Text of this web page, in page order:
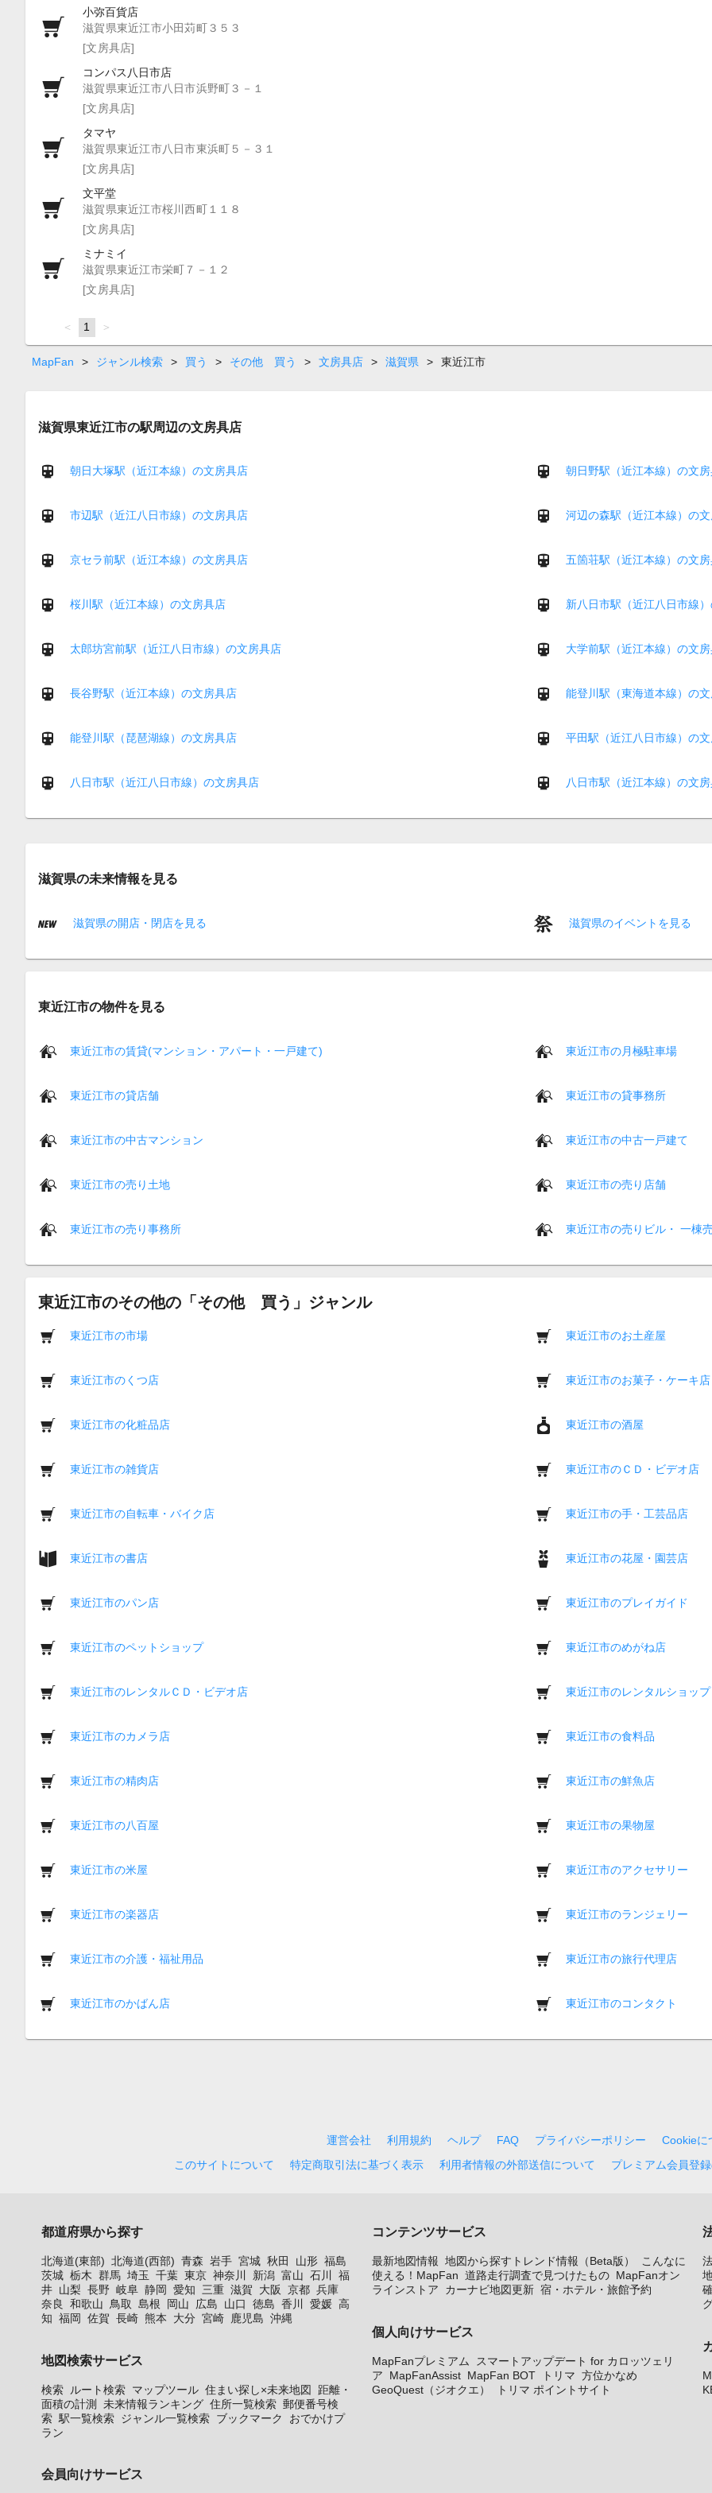
小弥百貨店
滋賀県東近江市小田苅町３５３
[文房具店]
コンパス八日市店
滋賀県東近江市八日市浜野町３－１
[文房具店]
タマヤ
滋賀県東近江市八日市東浜町５－３１
[文房具店]
文平堂
滋賀県東近江市桜川西町１１８
[文房具店]
ミナミイ
滋賀県東近江市栄町７－１２
[文房具店]
page
You're
on
page
1 page
MapFan > ジャンル検索 > 買う > その他 買う > 文房具店 > 滋賀県 > 東近江市
滋賀県東近江市の駅周辺の文房具店
朝日大塚駅（近江本線）の文房具店 朝日野駅（近江本線）の文
市辺駅（近江八日市線）の文房具店 河辺の森駅（近江本線）の
京セラ前駅（近江本線）の文房具店 五箇荘駅（近江本線）の文
桜川駅（近江本線）の文房具店 新八日市駅（近江八日市線
太郎坊宮前駅（近江八日市線）の文房具店 大学前駅（近江本線）の文
長谷野駅（近江本線）の文房具店 能登川駅（東海道本線）の
能登川駅（琵琶湖線）の文房具店 平田駅（近江八日市線）の
八日市駅（近江八日市線）の文房具店 八日市駅（近江本線）の文
滋賀県の未来情報を見る
滋賀県の開店・閉店を見る 滋賀県のイベントを見る
東近江市の物件を見る
東近江市の賃貸(マンション・アパート・一戸建て) 東近江市の月極駐車場
東近江市の貸店舗 東近江市の貸事務所
東近江市の中古マンション 東近江市の中古一戸建て
東近江市の売り土地 東近江市の売り店舗
東近江市の売り事務所 東近江市の売りビル・ 一棟
東近江市のその他の「その他 買う」ジャンル
東近江市の市場 東近江市のお土産屋
東近江市のくつ店 東近江市のお菓子・ケーキ店
東近江市の化粧品店 東近江市の酒屋
東近江市の雑貨店 東近江市のＣＤ・ビデオ店
東近江市の自転車・バイク店 東近江市の手・工芸品店
東近江市の書店 東近江市の花屋・園芸店
東近江市のパン店 東近江市のプレイガイド
東近江市のペットショップ 東近江市のめがね店
東近江市のレンタルＣＤ・ビデオ店 東近江市のレンタルショップ
東近江市のカメラ店 東近江市の食料品
東近江市の精肉店 東近江市の鮮魚店
東近江市の八百屋 東近江市の果物屋
東近江市の米屋 東近江市のアクセサリー
東近江市の楽器店 東近江市のランジェリー
東近江市の介護・福祉用品 東近江市の旅行代理店
東近江市のかばん店 東近江市のコンタクト
運営会社 利用規約 ヘルプ FAQ プライバシーポリシー
Cookieに
このサイトについて
特定商取引法に基づく表示 利用者情報の外部送信について プレミアム会員登
都道府県から探す
北海道(東部) 北海道(西部) 青森 岩手 宮城 秋田 山形 福島
茨城 栃木 群馬 埼玉 千葉 東京 神奈川 新潟 富山 石川
福
井 山梨 長野 岐阜 静岡 愛知 三重 滋賀 大阪 京都 兵庫
奈良
和歌山 鳥取 島根 岡山 広島 山口 徳島 香川 愛媛 高
知 福岡 佐賀 長崎 熊本 大分 宮崎 鹿児島 沖縄
地図検索サービス
検索 ルート検索 マップツール 住まい探し×未来地図
距離・
面積の計測
未来情報ランキング 住所一覧検索 郵便番号検
索 駅一覧検索 ジャンル一覧検索 ブックマーク
おでかけプ
ラン
会員向けサービス
コンテンツサービス
最新地図情報 地図から探すトレンド情報（Beta版）
こんなに
使える！MapFan 道路走行調査で見つけたもの MapFanオン
ラインストア
カーナビ地図更新 宿・ホテル・旅館予約
個人向けサービス
MapFanプレミアム
スマートアップデート for カロッツェリ
ア
MapFanAssist MapFan BOT トリマ 方位かなめ
GeoQuest（ジオクエ）
トリマ ポイントサイト